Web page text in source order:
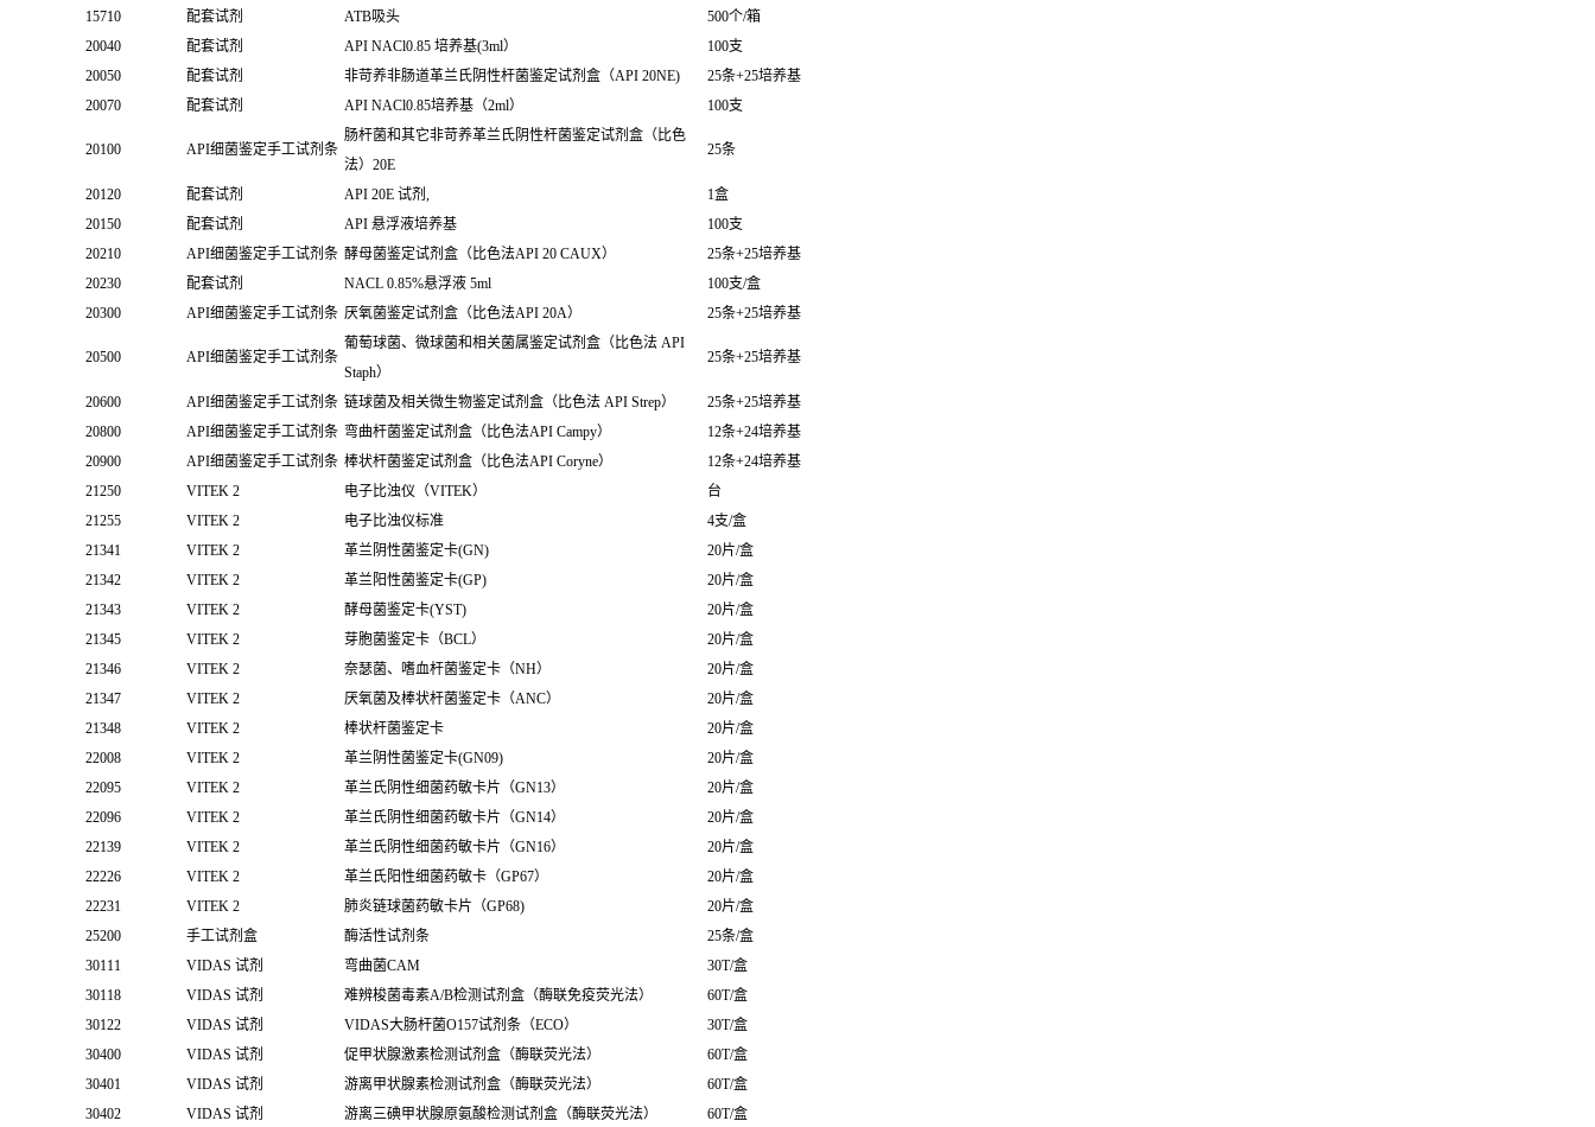
15710
配套试剂 ATB吸头
500个/箱
20040
配套试剂 API NACl0.85 培养基(3ml）
100支
20050
配套试剂 非苛养非肠道革兰氏阴性杆菌鉴定试剂盒（API 20NE)
25条+25培养基
20070
配套试剂 API NACl0.85培养基（2ml） 100支
20100 API细菌鉴定手工试剂条
肠杆菌和其它非苛养革兰氏阴性杆菌鉴定试剂盒（比色
法）20E
25条
20120 配套试剂 API 20E 试剂,
1盒
20150
配套试剂 API 悬浮液培养基
100支
20210
API细菌鉴定手工试剂条 酵母菌鉴定试剂盒（比色法API 20 CAUX）
25条+25培养基
20230
配套试剂 NACL 0.85%悬浮液 5ml
100支/盒
20300
API细菌鉴定手工试剂条 厌氧菌鉴定试剂盒（比色法API 20A） 25条+25培养基
20500 API细菌鉴定手工试剂条
葡萄球菌、微球菌和相关菌属鉴定试剂盒（比色法 API
Staph）
25条+25培养基
20600 API细菌鉴定手工试剂条 链球菌及相关微生物鉴定试剂盒（比色法 API Strep）
25条+25培养基
20800
API细菌鉴定手工试剂条 弯曲杆菌鉴定试剂盒（比色法API Campy）
12条+24培养基
20900
API细菌鉴定手工试剂条 棒状杆菌鉴定试剂盒（比色法API Coryne）
12条+24培养基
21250
VITEK 2 电子比浊仪（VITEK）
台
21255
VITEK 2 电子比浊仪标准
4支/盒
21341
VITEK 2 革兰阴性菌鉴定卡(GN)
20片/盒
21342
VITEK 2 革兰阳性菌鉴定卡(GP)
20片/盒
21343
VITEK 2 酵母菌鉴定卡(YST)
20片/盒
21345
VITEK 2 芽胞菌鉴定卡（BCL）
20片/盒
21346
VITEK 2 奈瑟菌、嗜血杆菌鉴定卡（NH）
20片/盒
21347
VITEK 2 厌氧菌及棒状杆菌鉴定卡（ANC）
20片/盒
21348
VITEK 2 棒状杆菌鉴定卡
20片/盒
22008
VITEK 2 革兰阴性菌鉴定卡(GN09)
20片/盒
22095
VITEK 2 革兰氏阴性细菌药敏卡片（GN13）
20片/盒
22096
VITEK 2 革兰氏阴性细菌药敏卡片（GN14）
20片/盒
22139
VITEK 2 革兰氏阴性细菌药敏卡片（GN16）
20片/盒
22226
VITEK 2 革兰氏阳性细菌药敏卡（GP67）
20片/盒
22231
VITEK 2 肺炎链球菌药敏卡片（GP68)
20片/盒
25200
手工试剂盒 酶活性试剂条
25条/盒
30111
VIDAS 试剂 弯曲菌CAM
30T/盒
30118
VIDAS 试剂 难辨梭菌毒素A/B检测试剂盒（酶联免疫荧光法）
60T/盒
30122
VIDAS 试剂 VIDAS大肠杆菌O157试剂条（ECO）
30T/盒
30400
VIDAS 试剂 促甲状腺激素检测试剂盒（酶联荧光法）
60T/盒
30401
VIDAS 试剂 游离甲状腺素检测试剂盒（酶联荧光法）
60T/盒
30402
VIDAS 试剂 游离三碘甲状腺原氨酸检测试剂盒（酶联荧光法）
60T/盒